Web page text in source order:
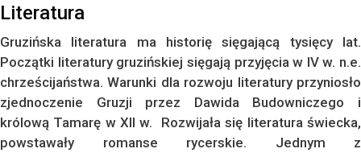
Literatura
Gruzińska literatura ma historię sięgającą tysięcy lat.
Początki literatury gruzińskiej sięgają przyjęcia w IV w. n.e.
chrześcijaństwa. Warunki dla rozwoju literatury przyniosło
zjednoczenie Gruzji przez Dawida Budowniczego i
królową Tamarę wXII w. Rozwijała się literatura świecka,
powstawały romanse rycerskie. Jednym z